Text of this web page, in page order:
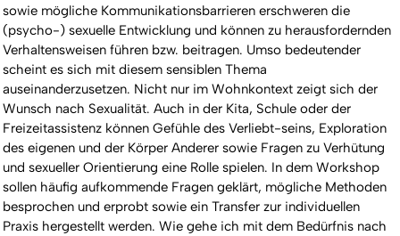
sowie mögliche Kommunikationsbarrieren erschweren die
(psycho-) sexuelle Entwicklung und können zu herausfordernden
Verhaltensweisen führen bzw. beitragen. Umso bedeutender
scheint es sich mit diesem sensiblen Thema
auseinanderzusetzen. Nicht nur im Wohnkontext zeigt sich der
Wunsch nach Sexualität. Auch in der Kita, Schule oder der
Freizeitassistenz können Gefühle des Verliebt-seins, Exploration
des eigenen und der Körper Anderer sowie Fragen zu Verhütung
und sexueller Orientierung eine Rolle spielen. In dem Workshop
sollen häufig aufkommende Fragen geklärt, mögliche Methoden
besprochen und erprobt sowie ein Transfer zur individuellen
Praxis hergestellt werden. Wie gehe ich mit dem Bedürfnis nach